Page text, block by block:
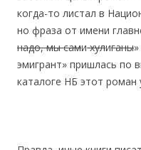
когда-то листал в
но фраза от имени
надо, мы самихулиганы
эмигрант» пришлась по
каталоге НБ этот